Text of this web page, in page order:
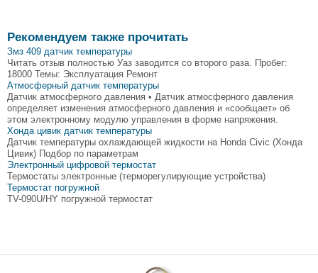
Рекомендуем также прочитать
Змз 409 датчик температуры
Читать отзыв полностью Уаз заводится со второго раза. Пробег:
18000 Темы: Эксплуатация Ремонт
Атмосферный датчик температуры
Датчик атмосферного давления • Датчик атмосферного давления
определяет изменения атмосферного давления и «сообщает» об
этом электронному модулю управления в форме напряжения.
Хонда цивик датчик температуры
Датчик температуры охлаждающей жидкости на Honda Civic (Хонда
Цивик) Подбор по параметрам
Электронный цифровой термостат
Термостаты электронные (терморегулирующие устройства)
Термостат погружной
TV-090U/HY погружной термостат